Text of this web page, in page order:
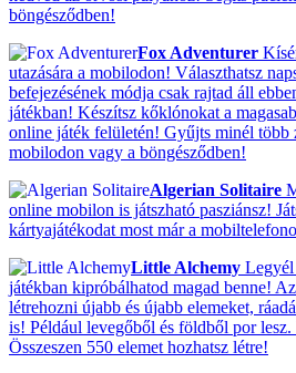
böngésződben!
Fox Adventurer
utazására a mobilodon! Választhatsz
befejezésének módja csak rajtad áll
játékban! Készítsz kőklónokat a
online játék felületén! Gyűjts minél több
mobilodon vagy a böngésződben!
Algerian Solitaire
online mobilon is játszható pasziánsz!
kártyajátékodat most már a
Little Alchemy Legyél
játékban kipróbálhatod magad benne!
létrehozni újabb és újabb elemeket,
is! Például levegőből és földből por
Összeszen 550 elemet hozhatsz létre!